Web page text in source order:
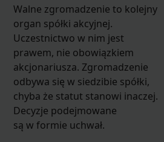
Walne zgromadzenie to kolejny
organ spółki akcyjnej.
Uczestnictwo w nim jest
prawem, nie obowiązkiem
akcjonariusza. Zgromadzenie
odbywa się w siedzibie spółki,
chyba że statut stanowi inaczej.
Decyzje podejmowane
są w formie uchwał.